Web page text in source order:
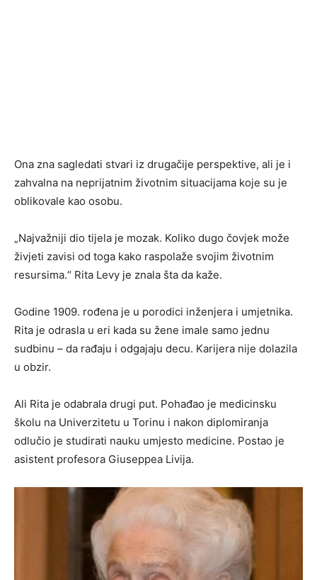
Ona zna sagledati stvari iz drugačije perspektive, ali je i
zahvalna na neprijatnim životnim situacijama koje su je
oblikovale kao osobu.
„Najvažniji dio tijela je mozak. Koliko dugo čovjek može
živjeti zavisi od toga kako raspolaže svojim životnim
resursima.“ Rita Levy je znala šta da kaže.
Godine 1909. rođena je u porodici inženjera i umjetnika.
Rita je odrasla u eri kada su žene imale samo jednu
sudbinu – da rađaju i odgajaju decu. Karijera nije dolazila
u obzir.
Ali Rita je odabrala drugi put. Pohađao je medicinsku
školu na Univerzitetu u Torinu i nakon diplomiranja
odlučio je studirati nauku umjesto medicine. Postao je
asistent profesora Giuseppea Livija.